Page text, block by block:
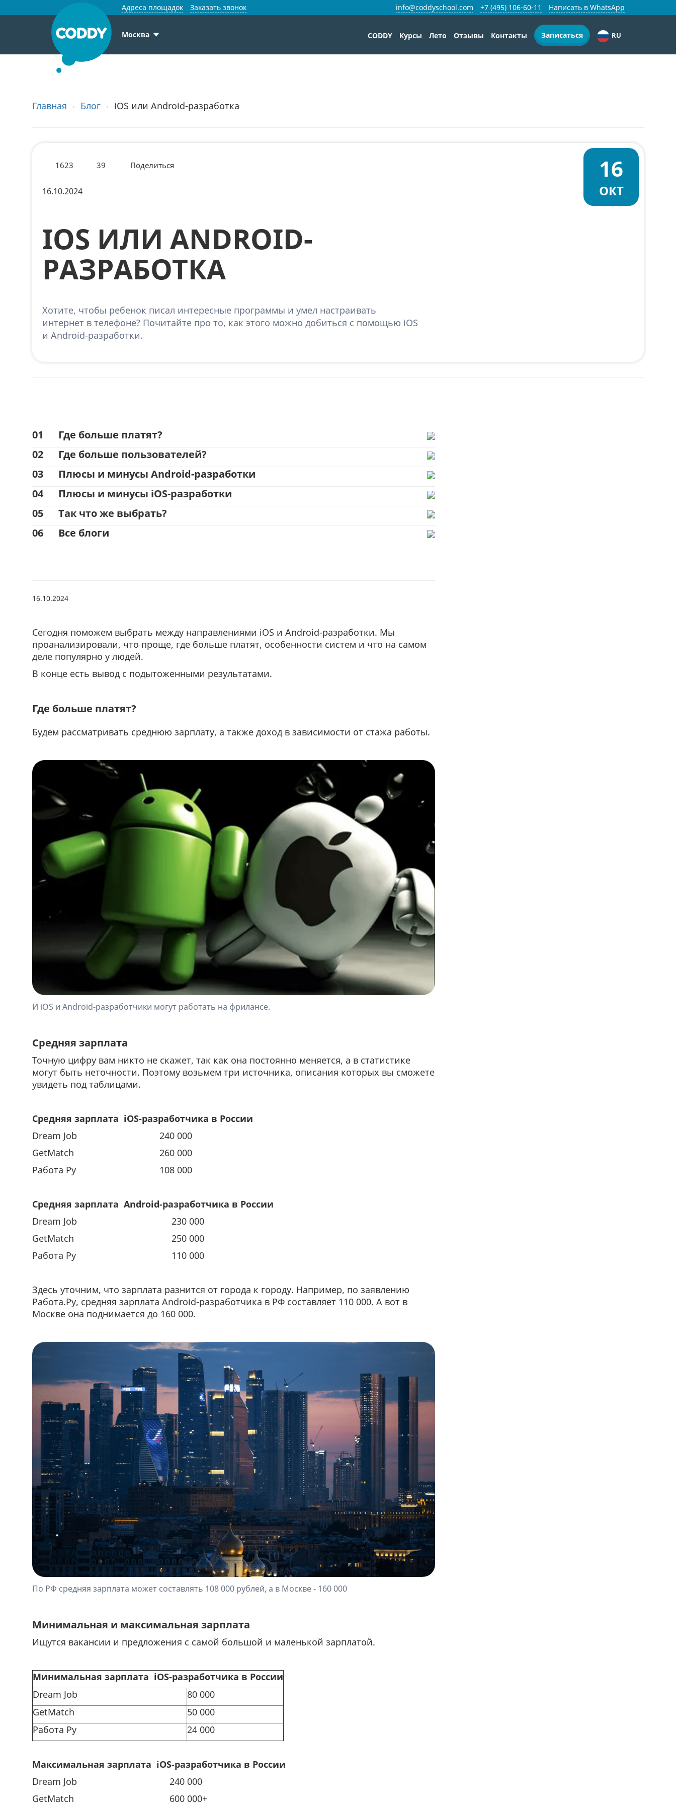
Адреса площадок Заказать звонок Написать в WhatsApp
+7 (495) 106-60-11
info@coddyschool.com
Москва CODDY Курсы Лето Отзывы Контакты Записаться RU
Главная Блог iOS или Android-разработка
1623 39 Поделиться
16.10.2024
IOS ИЛИ ANDROID-
РАЗРАБОТКА
Хотите, чтобы ребенок писал интересные программы и умел настраивать
интернет в телефоне? Почитайте про то, как этого можно добиться с помощью iOS
и Android-разработки.
16
ОКТ
01
Где больше платят?
02
Где больше пользователей?
03
Плюсы и минусы Android-разработки
04
Плюсы и минусы iOS-разработки
05
Так что же выбрать?
06
Все блоги
16.10.2024
Сегодня поможем выбрать между направлениями iOS и Android-разработки. Мы
проанализировали, что проще, где больше платят, особенности систем и что на самом
деле популярно у людей.
В конце есть вывод с подытоженными результатами.
Где больше платят?
Будем рассматривать среднюю зарплату, а также доход в зависимости от стажа работы.
И iOS и Android-разработчики могут работать на фрилансе.
Средняя зарплата
Точную цифру вам никто не скажет, так как она постоянно меняется, а в статистике
могут быть неточности. Поэтому возьмем три источника, описания которых вы сможете
увидеть под таблицами.
Средняя зарплата iOS-разработчика в России
Dream Job
240 000
GetMatch
260 000
Работа Ру
108 000
Средняя зарплата Android-разработчика в России
Dream Job
230 000
GetMatch
250 000
Работа Ру
110 000
Здесь уточним, что зарплата разнится от города к городу. Например, по заявлению
Работа.Ру, средняя зарплата Android-разработчика в РФ составляет 110 000. А вот в
Москве она поднимается до 160 000.
По РФ средняя зарплата может составлять 108 000 рублей, а в Москве - 160 000
Минимальная и максимальная зарплата
Ищутся вакансии и предложения с самой большой и маленькой зарплатой.
Минимальная зарплата iOS-разработчика в России
Dream Job
80 000
GetMatch
50 000
Работа Ру
24 000
Максимальная зарплата iOS-разработчика в России
Dream Job
240 000
GetMatch
600 000+